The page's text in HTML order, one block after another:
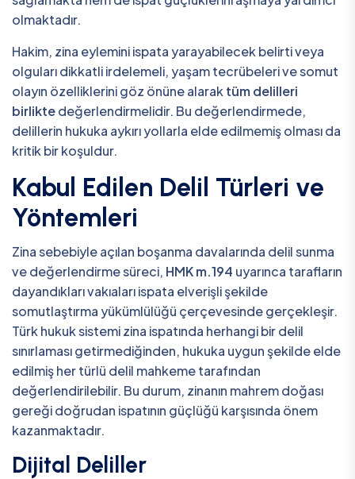
olmaktadır.
Hakim, zina eylemini ispata yarayabilecek belirti veya
olguları dikkatli irdelemeli, yaşam tecrübeleri ve somut
olayın özelliklerini göz önüne alarak tüm delilleri
birliktedeğerlendirmelidir. Bu değerlendirmede,
delillerin hukuka aykırı yollarla elde edilmemiş olması da
kritik bir koşuldur.
Kabul Edilen Delil Türleri ve
Yöntemleri
Zina sebebiyle açılan boşanma davalarında delil sunma
ve değerlendirme süreci, HMK m.194 uyarınca tarafların
dayandıkları vakıaları ispata elverişli şekilde
somutlaştırma yükümlülüğü çerçevesinde gerçekleşir.
Türk hukuk sistemi zina ispatında herhangi bir delil
sınırlaması getirmediğinden, hukuka uygun şekilde elde
edilmiş her türlü delil mahkeme tarafından
değerlendirilebilir. Bu durum, zinanın mahrem doğası
gereği doğrudan ispatının güçlüğü karşısında önem
kazanmaktadır.
Dijital Deliller